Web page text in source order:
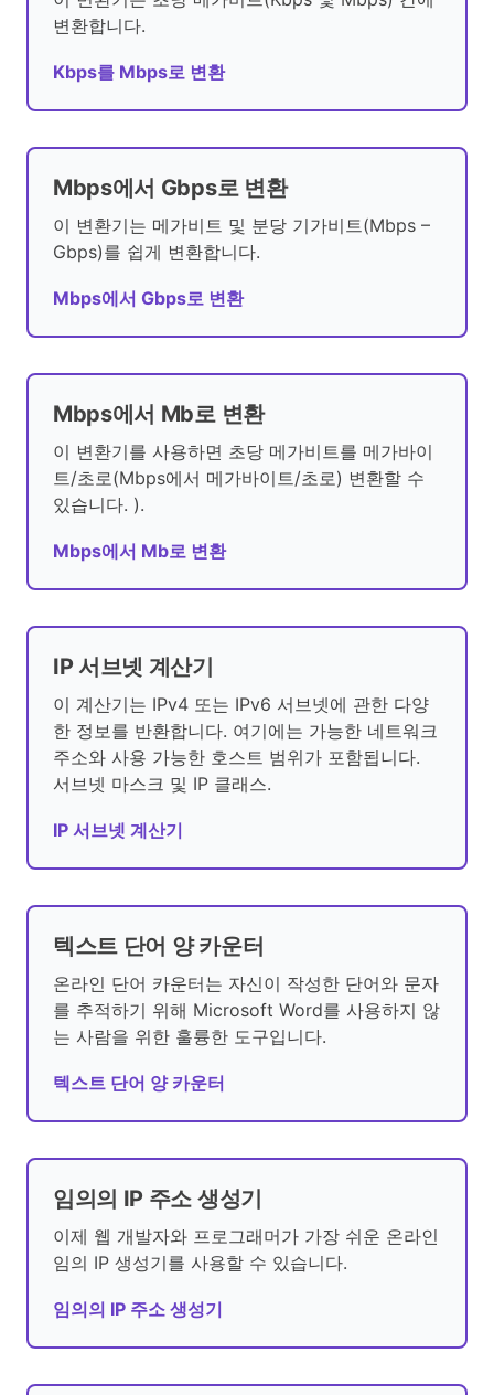
변환합니다.
Kbps를 Mbps로 변환
Mbps에서 Gbps로 변환
이 변환기는 메가비트 및 분당 기가비트(Mbps –
Gbps)를 쉽게 변환합니다.
Mbps에서 Gbps로 변환
Mbps에서 Mb로 변환
이 변환기를 사용하면 초당 메가비트를 메가바이
트/초로(Mbps에서 메가바이트/초로) 변환할 수
있습니다. ).
Mbps에서 Mb로 변환
IP 서브넷 계산기
이 계산기는 IPv4 또는 IPv6 서브넷에 관한 다양
한 정보를 반환합니다. 여기에는 가능한 네트워크
주소와 사용 가능한 호스트 범위가 포함됩니다.
서브넷 마스크 및 IP 클래스.
IP 서브넷 계산기
텍스트 단어 양 카운터
온라인 단어 카운터는 자신이 작성한 단어와 문자
를 추적하기 위해 Microsoft Word를 사용하지 않
는 사람을 위한 훌륭한 도구입니다.
텍스트 단어 양 카운터
임의의 IP 주소 생성기
이제 웹 개발자와 프로그래머가 가장 쉬운 온라인
임의 IP 생성기를 사용할 수 있습니다.
임의의 IP 주소 생성기